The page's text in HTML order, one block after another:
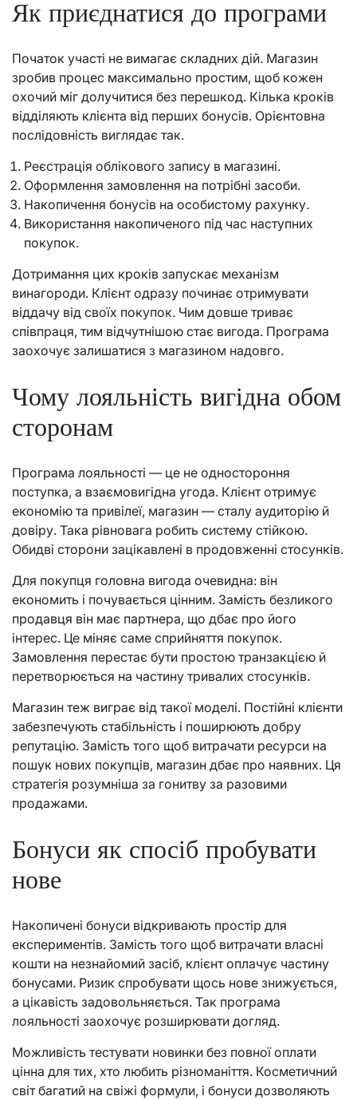
Як приєднатися до програми
Початок участі не вимагає складних дій. Магазин
зробив процес максимально простим, щоб кожен
охочий міг долучитися без перешкод. Кілька кроків
відділяють клієнта від перших бонусів. Орієнтовна
послідовність виглядає так.
Реєстрація облікового запису в магазині.
Оформлення замовлення на потрібні засоби.
Накопичення бонусів на особистому рахунку.
Використання накопиченого під час наступних
покупок.
Дотримання цих кроків запускає механізм
винагороди. Клієнт одразу починає отримувати
віддачу від своїх покупок. Чим довше триває
співпраця, тим відчутнішою стає вигода. Програма
заохочує залишатися з магазином надовго.
Чому лояльність вигідна обом
сторонам
Програма лояльності — це не одностороння
поступка, а взаємовигідна угода. Клієнт отримує
економію та привілеї, магазин — сталу аудиторію й
довіру. Така рівновага робить систему стійкою.
Обидві сторони зацікавлені в продовженні стосунків.
Для покупця головна вигода очевидна: він
економить і почувається цінним. Замість безликого
продавця він має партнера, що дбає про його
інтерес. Це міняє саме сприйняття покупок.
Замовлення перестає бути простою транзакцією й
перетворюється на частину тривалих стосунків.
Магазин теж виграє від такої моделі. Постійні клієнти
забезпечують стабільність і поширюють добру
репутацію. Замість того щоб витрачати ресурси на
пошук нових покупців, магазин дбає про наявних. Ця
стратегія розумніша за гонитву за разовими
продажами.
Бонуси як спосіб пробувати
нове
Накопичені бонуси відкривають простір для
експериментів. Замість того щоб витрачати власні
кошти на незнайомий засіб, клієнт оплачує частину
бонусами. Ризик спробувати щось нове знижується,
а цікавість задовольняється. Так програма
лояльності заохочує розширювати догляд.
Можливість тестувати новинки без повної оплати
цінна для тих, хто любить різноманіття. Косметичний
світ багатий на свіжі формули, і бонуси дозволяють